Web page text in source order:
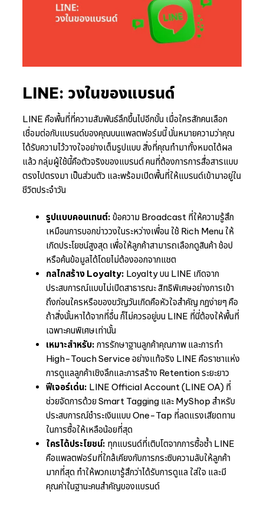
LINE: วงในของแบรนด์
LINE คือพื้นที่ที่ความสัมพันธ์ลึกขึ้นไปอีกขั้น เมื่อใครสักคนเลือก
เชื่อมต่อกับแบรนด์ของคุณบนแพลตฟอร์มนี้ นั่นหมายความว่าคุณ
ได้รับความไว้วางใจอย่างเต็มรูปแบบ สิ่งที่คุณทำมาทั้งหมดได้ผล
แล้ว กลุ่มผู้ใช้นี้คือตัวจริงของแบรนด์ คนที่ต้องการการสื่อสารแบบ
ตรงไปตรงมา เป็นส่วนตัว และพร้อมเปิดพื้นที่ให้แบรนด์เข้ามาอยู่ใน
ชีวิตประจำวัน
รูปแบบคอนเทนต์: ข้อความ Broadcast ที่ให้ความรู้สึก
เหมือนการบอกข่าววงในระหว่างเพื่อน ใช้ Rich Menu ให้
เกิดประโยชน์สูงสุด เพื่อให้ลูกค้าสามารถเลือกดูสินค้า ช้อป
หรือค้นข้อมูลได้โดยไม่ต้องออกจากแชต
กลไกสร้าง Loyalty: Loyalty บน LINE เกิดจาก
ประสบการณ์แบบไม่เปิดสาธารณะ สิทธิพิเศษอย่างการเข้า
ถึงก่อนใครหรือของขวัญวันเกิดคือหัวใจสำคัญ กฏง่ายๆ คือ
ถ้าสิ่งนั้นหาได้จากที่อื่น ก็ไม่ควรอยู่บน LINE ที่นี่ต้องให้พื้นที่
เฉพาะคนพิเศษเท่านั้น
เหมาะสำหรับ: การรักษาฐานลูกค้าคุณภาพ และการทำ
High-Touch Service อย่างแท้จริง LINE คือราชาแห่ง
การดูแลลูกค้าเชิงลึกและการสร้าง Retention ระยะยาว
ฟีเจอร์เด่น: LINE Official Account (LINE OA) ที่
ช่วยจัดการด้วย Smart Tagging และ MyShop สำหรับ
ประสบการณ์ชำระเงินแบบ One-Tap ที่ลดแรงเสียดทาน
ในการซื้อให้เหลือน้อยที่สุด
ใครได้ประโยชน์: ทุกแบรนด์ที่เติบโตจากการซื้อซ้ำ LINE
คือแพลตฟอร์มที่ใกล้เคียงกับการกระซิบความลับให้ลูกค้า
มากที่สุด ทำให้พวกเขารู้สึกว่าได้รับการดูแล ใส่ใจ และมี
คุณค่าในฐานะคนสำคัญของแบรนด์